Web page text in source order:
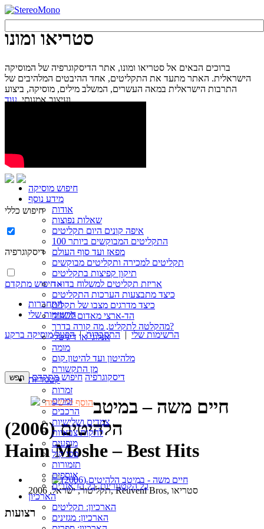
סטריאו ומונו
ברוכים הבאים אל סטריאו ומונו, אתר הדיסקוגרפיה של המוסיקה
הישראלית. האתר מתעד את התקליטים, אחד ההיבטים המלהיבים של
התרבות הישראלית במאה העשרים, המשלב מילים, מוסיקה, ביצוע
ועיצוב אמנותי.עוד...
חיפוש מוסיקה
מידע נוסף
אודות
שאלות נפוצות
איפה קונים היום תקליטים
100 התקליטים המבוקשים ביותר
מפאז ועד סוף העולם
תקליטים למכירה ותקליטים מבוקשים
תיקון קפיצות בתקליטים
אריזת תקליטים למשלוח בדואר
כיצד מתבצעות הערכות התקליטים
כיצד מדרגים מצבו של תקליט
הד-ארצי מאדום לשחור
מהקלטה לתקליט, מה קורה בדרך?
אנלוגי או דיגיטלי
מומה
מלהיטון ועד להיטון.קום
מן התקשורת
קטגוריות
זמרות
זמרים
הרכבים
צמדים ושלישיות
להקות צבאיות
מופעים
פסי קול
תזמורות
אוספים
כל הקטגוריות, כל הז’אנרים
הארכיון
הארכיון: תקליטים
הארכיון: מגזינים
חיפוש כללי
דיסקוגרפיה
חיפוש מתקדם »
התחברות
הרשימות שלי
הרשימות שלי |התחברות|הפעל מוסיקה ברקע
דיסקוגרפיה חיפוש מתקדם
הוסף לרשימהחיים משה – במיטב
הלהיטים (2006)
Haim Moshe – Best Hits
תקליטור, ישראל, 2006, Reuveni Bros, סטריאו
רצועות